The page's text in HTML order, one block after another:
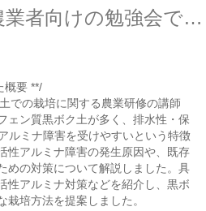
山梨県甲府市の農業者向けの勉強会で黒ボク土での栽培の話をしました
概要 **/
での栽培に関する農業研修の講師
ェン質黒ボク土が多く、排水性・保
ルミナ障害を受けやすいという特徴
性アルミナ障害の発生原因や、既存
めの対策について解説しました。具
性アルミナ対策などを紹介し、黒ボ
培方法を提案しました。